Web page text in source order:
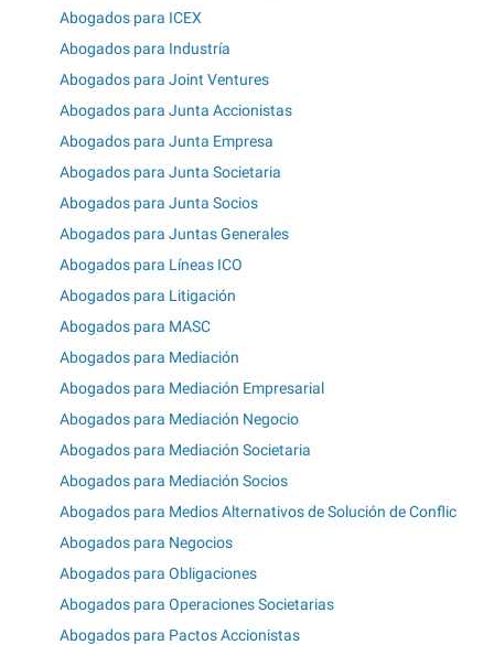
Abogados para ICEX
Abogados para Industría
Abogados para Joint Ventures
Abogados para Junta Accionistas
Abogados para Junta Empresa
Abogados para Junta Societaria
Abogados para Junta Socios
Abogados para Juntas Generales
Abogados para Líneas ICO
Abogados para Litigación
Abogados para MASC
Abogados para Mediación
Abogados para Mediación Empresarial
Abogados para Mediación Negocio
Abogados para Mediación Societaria
Abogados para Mediación Socios
Abogados para Medios Alternativos de Solución de Conflic
Abogados para Negocios
Abogados para Obligaciones
Abogados para Operaciones Societarias
Abogados para Pactos Accionistas